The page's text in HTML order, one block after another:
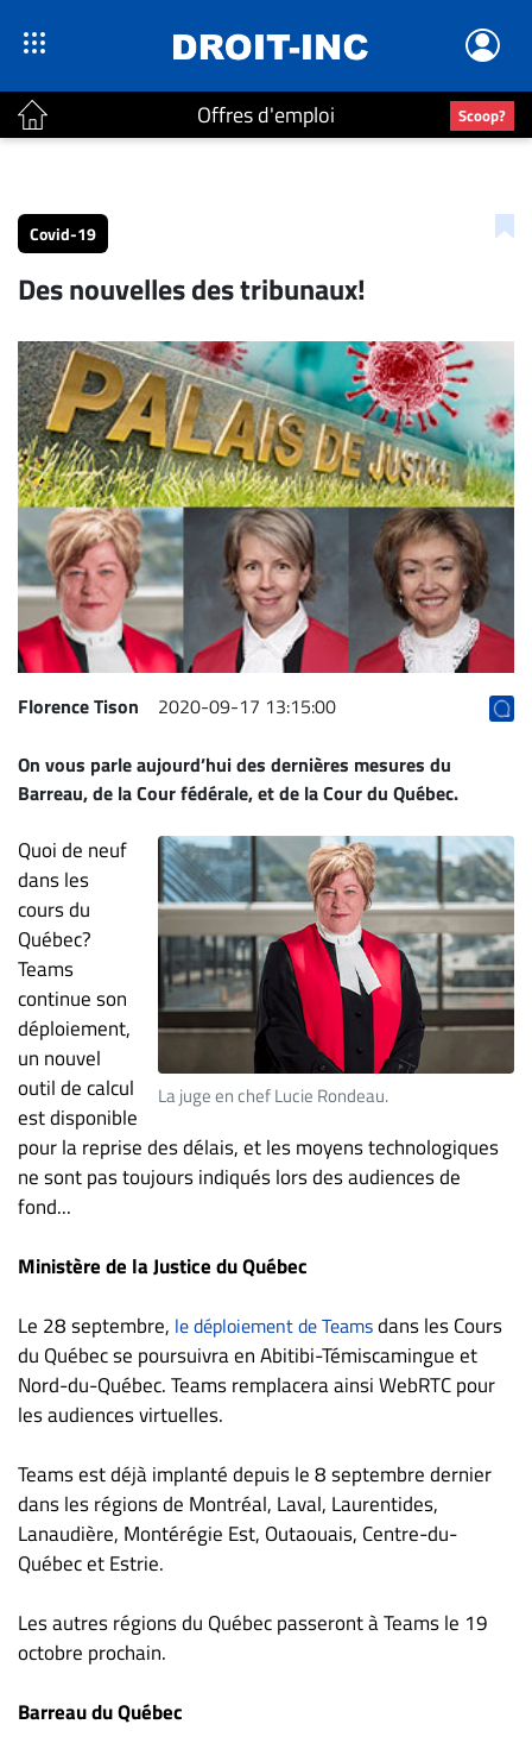
Offres d'emploi Scoop?
Accueil
Continu
Bureaux
Conseillers
Juridiques
Campus
Carrière
Archives
CARRIÈRE
ET
EMPLOIS
ET
JURISTES
Offres
d'emploi
Formation
Continue
Métiers
Scoop?
CABINETS
ET
ENTREPRISES
Espace
entreprises
entreprises
un
emploi
Publicité
Solutions de
TROUVEZ-
NOUS
joindre
À
Covid-19
Des nouvelles des tribunaux!
Florence Tison 2020-09-17 13:15:00
On vous parle aujourd’hui des dernières mesures du
Barreau, de la Cour fédérale, et de la Cour du Québec.
La juge en chef Lucie Rondeau.
Quoi de neuf
dans les
cours du
Québec?
Teams
continue son
déploiement,
un nouvel
outil de calcul
est disponible
pour la reprise des délais, et les moyens technologiques
ne sont pas toujours indiqués lors des audiences de
fond...
Ministère de la Justice du Québec
Le 28 septembre, le déploiement de Teamsdans les Cours
du Québec se poursuivra en Abitibi-Témiscamingue et
Nord-du-Québec. Teams remplacera ainsi WebRTC pour
les audiences virtuelles.
Teams est déjà implanté depuis le 8 septembre dernier
dans les régions de Montréal, Laval, Laurentides,
Lanaudière, Montérégie Est, Outaouais, Centre-du-
Québec et Estrie.
Les autres régions du Québec passeront à Teams le 19
octobre prochain.
Barreau du Québec